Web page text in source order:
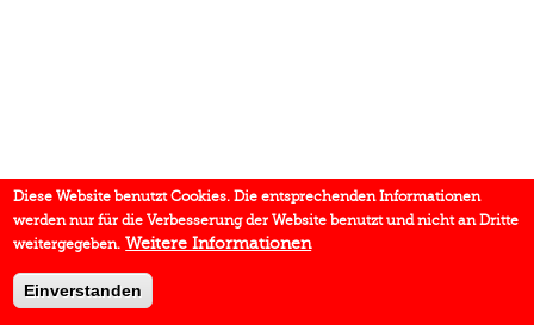
Diese Website benutzt Cookies. Die entsprechenden Informationen
werden nur für die Verbesserung der Website benutzt und nicht an Dritte
weitergegeben. Weitere Informationen
Einverstanden